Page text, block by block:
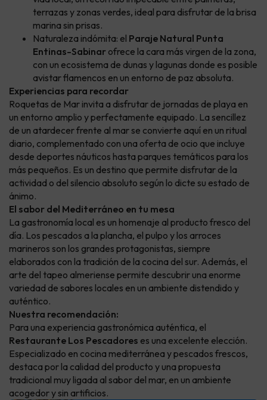
terrazas y zonas verdes, ideal para disfrutar de la brisa
marina sin prisas.
Naturaleza indómita: el Paraje Natural Punta
Entinas-Sabinar ofrece la cara más virgen de la zona,
con un ecosistema de dunas y lagunas donde es posible
avistar flamencos en un entorno de paz absoluta.
Experiencias para recordar
Roquetas de Mar invita a disfrutar de jornadas de playa en
un entorno amplio y perfectamente equipado. La sencillez
de un atardecer frente al mar se convierte aquí en un ritual
diario, complementado con una oferta de ocio que incluye
desde deportes náuticos hasta parques temáticos para los
más pequeños. Es un destino que permite disfrutar de la
actividad o del silencio absoluto según lo dicte su estado de
ánimo.
El sabor del Mediterráneo en tu mesa
La gastronomía local es un homenaje al producto fresco del
día. Los pescados a la plancha, el pulpo y los arroces
marineros son los grandes protagonistas, siempre
elaborados con la tradición de la cocina del sur. Además, el
arte del tapeo almeriense permite descubrir una enorme
variedad de sabores locales en un ambiente distendido y
auténtico.
Nuestra recomendación:
Para una experiencia gastronómica auténtica, el
Restaurante Los Pescadores es una excelente elección.
Especializado en cocina mediterránea y pescados frescos,
destaca por la calidad del producto y una propuesta
tradicional muy ligada al sabor del mar, en un ambiente
acogedor y sin artificios.